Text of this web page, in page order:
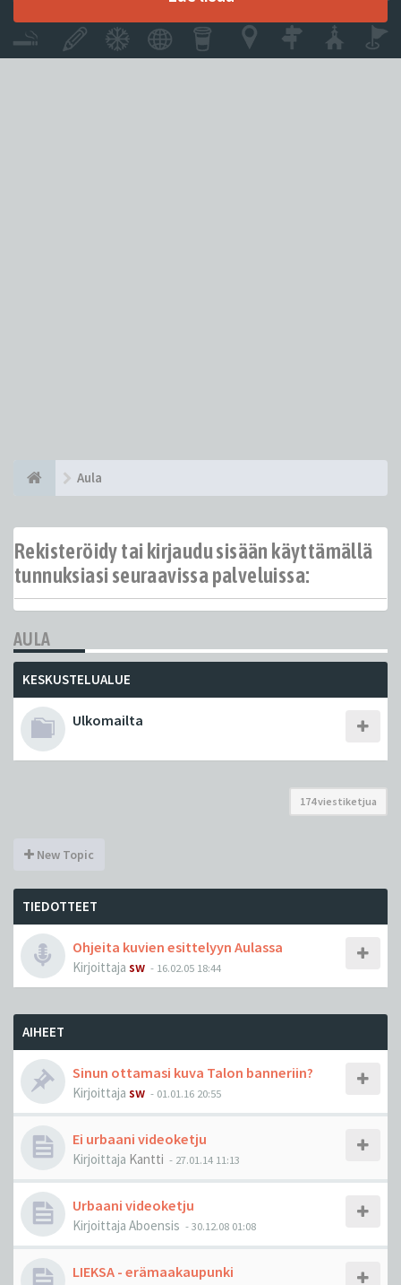
Aula
Rekisteröidy tai kirjaudu sisään käyttämällä
tunnuksiasi seuraavissa palveluissa:
AULA
KESKUSTELUALUE
Ulkomailta
174 viestiketjua
New Topic
TIEDOTTEET
Ohjeita kuvien esittelyyn Aulassa
Kirjoittaja sw - 16.02.05 18:44
AIHEET
Sinun ottamasi kuva Talon banneriin?
Kirjoittaja sw - 01.01.16 20:55
Ei urbaani videoketju
Kirjoittaja Kantti - 27.01.14 11:13
Urbaani videoketju
Kirjoittaja Aboensis -30.12.08 01:08
LIEKSA - erämaakaupunki